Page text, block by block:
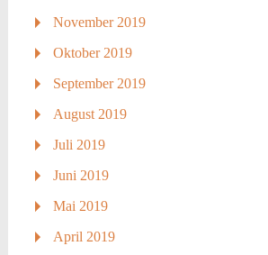
November 2019
Oktober 2019
September 2019
August 2019
Juli 2019
Juni 2019
Mai 2019
April 2019